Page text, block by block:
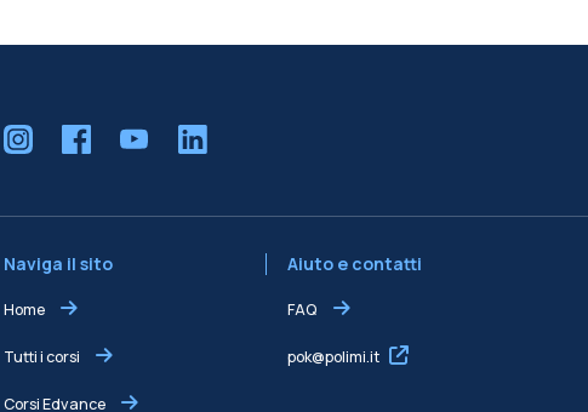
Naviga il sito
Home
Tutti i corsi
Corsi Edvance
Aiuto e contatti
FAQ
pok@polimi.it